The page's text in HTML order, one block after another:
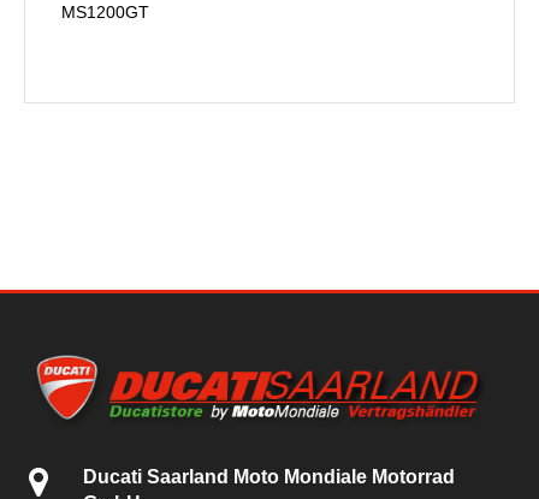
MS1200GT
Ducati Saarland Moto Mondiale Motorrad